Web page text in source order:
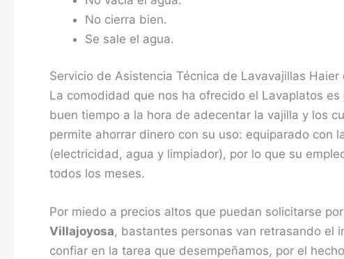
No cierra bien.
Se sale el agua.
Servicio de Asistencia Técnica de Lavavajillas Haier
La comodidad que nos ha ofrecido el Lavaplatos
buen tiempo a la hora de adecentar la vajilla y los
permite ahorrar dinero con su uso: equiparado con
(electricidad, agua y limpiador), por lo que su
todos los meses.
Por miedo a precios altos que puedan solicitarse
Villajoyosa, bastantes personas van retrasando el
confiar en la tarea que desempeñamos, por el